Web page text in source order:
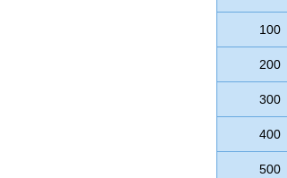
100
200
300
400
500